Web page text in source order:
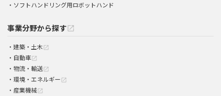
ソフトハンドリング用ロボットハンド
事業分野から探すopen_in_new
建築・土木 open_in_new
自動車open_in_new
物流・輸送open_in_new
環境・エネルギー open_in_new
産業機械open_in_new